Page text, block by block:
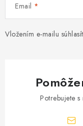
Email
Vložením e-mailu
Potrebujete